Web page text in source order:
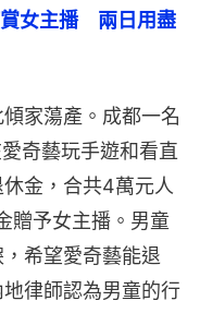
女主播　兩日用盡
家蕩產。成都一名
奇藝玩手遊和看直
金，合共4萬元人
贈予女主播。男童
希望愛奇藝能退
律師認為男童的行